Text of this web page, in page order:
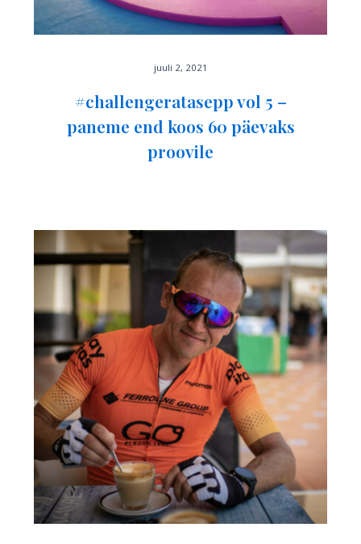
juuli 2, 2021
#challengeratasepp vol 5 –
paneme end koos 60 päevaks
proovile